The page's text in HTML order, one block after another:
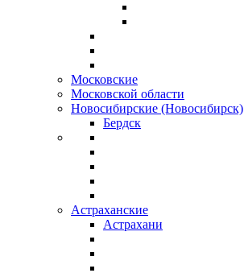
Московские
Московской области
Новосибирские (Новосибирск)
Бердск
Астраханские
Астрахани